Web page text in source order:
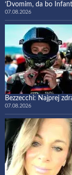
‘Dvomim, da bo
07.08.2026
Bezzecchi: Najprej
07.08.2026